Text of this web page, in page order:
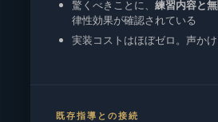
驚くべきことに、 練習内容と
律性効果が確認されている
実装コストはほぼゼロ。声か
既存指導との接続